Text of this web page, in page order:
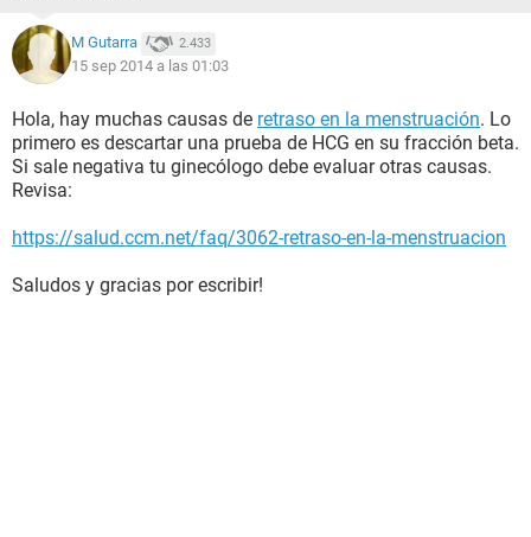
M Gutarra 2.433
15 sep 2014 a las 01:03
Hola, hay muchas causas de retraso en la menstruación. Lo
primero es descartar una prueba de HCG en su fracción beta.
Si sale negativa tu ginecólogo debe evaluar otras causas.
Revisa:
https://salud.ccm.net/faq/3062-retraso-en-la-menstruacion
Saludos y gracias por escribir!